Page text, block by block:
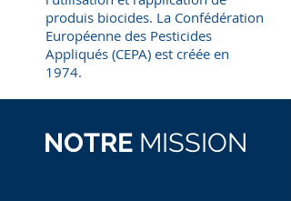
produis biocides. La Confédération
Européenne des Pesticides
Appliqués (CEPA) est créée en
1974.
NOTRE MISSION